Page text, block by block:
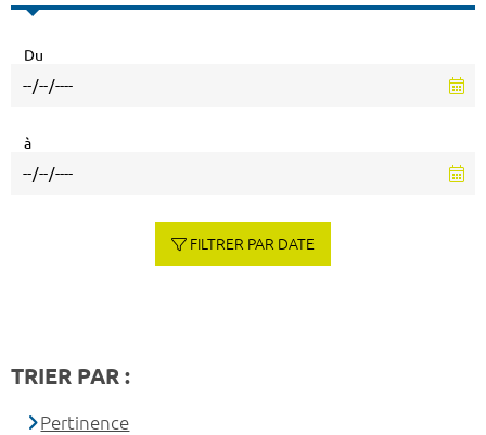
Du
à
FILTRER PAR DATE
TRIER PAR :
Pertinence